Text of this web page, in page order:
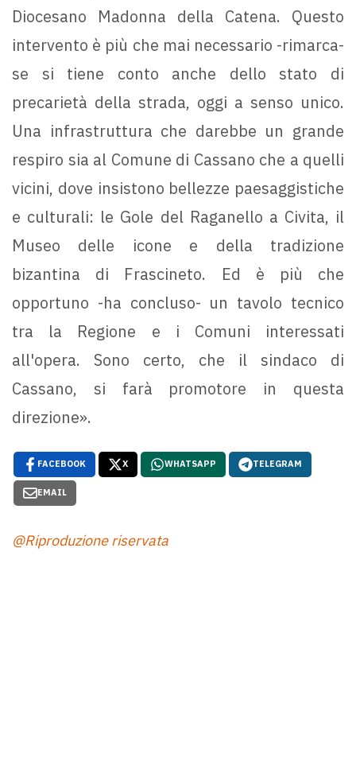
Diocesano Madonna della Catena. Questo
intervento è più che mai necessario -rimarca-
se si tiene conto anche dello stato di
precarietà della strada, oggi a senso unico.
Una infrastruttura che darebbe un grande
respiro sia al Comune di Cassano che a quelli
vicini, dove insistono bellezze paesaggistiche
e culturali: le Gole del Raganello a Civita, il
Museo delle icone e della tradizione
bizantina di Frascineto. Ed è più che
opportuno -ha concluso- un tavolo tecnico
tra la Regione e i Comuni interessati
all'opera. Sono certo, che il sindaco di
Cassano, si farà promotore in questa
direzione».
FACEBOOK X WHATSAPP TELEGRAM
EMAIL
@Riproduzione riservata